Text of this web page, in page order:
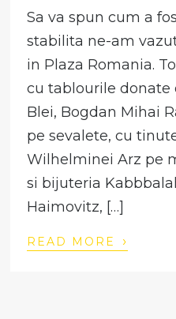
Sa va spun cum a
stabilita ne-am
in Plaza Romania.
cu tablourile donate
Blei, Bogdan Mihai
pe sevalete, cu
Wilhelminei Arz pe
si bijuteria
Haimovitz, […]
READ MORE ›